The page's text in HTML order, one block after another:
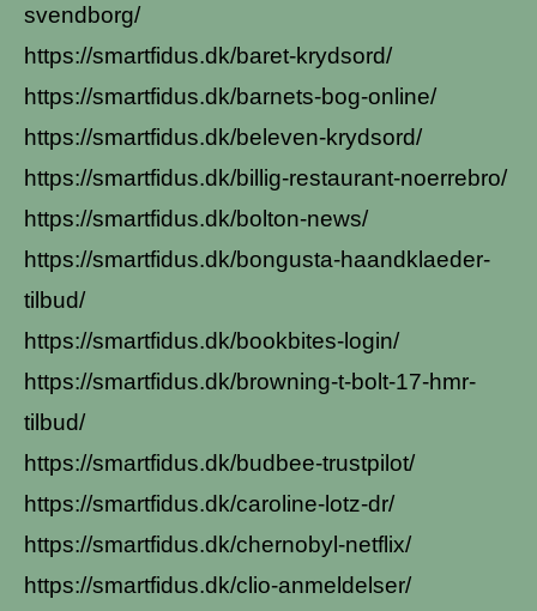
svendborg/
https://smartfidus.dk/baret-krydsord/
https://smartfidus.dk/barnets-bog-online/
https://smartfidus.dk/beleven-krydsord/
https://smartfidus.dk/billig-restaurant-noerrebro/
https://smartfidus.dk/bolton-news/
https://smartfidus.dk/bongusta-haandklaeder-
tilbud/
https://smartfidus.dk/bookbites-login/
https://smartfidus.dk/browning-t-bolt-17-hmr-
tilbud/
https://smartfidus.dk/budbee-trustpilot/
https://smartfidus.dk/caroline-lotz-dr/
https://smartfidus.dk/chernobyl-netflix/
https://smartfidus.dk/clio-anmeldelser/